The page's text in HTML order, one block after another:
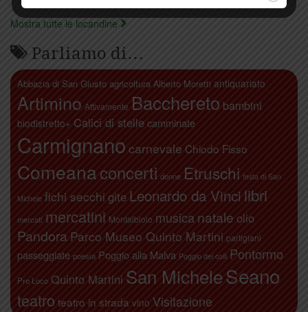
Mostra tutte le locandine
Parliamo di…
Abbazia di San Giusto agricoltura Alberto Moretti antiquariato
Artimino Attivamente Bacchereto bambini
biodistretto+ Calici di stelle camminate
Carmignano carnevale Chiodo Fisso
Comeanaconcerti donne Etruschi festa di San
Michele fichi secchi gite Leonardo da Vinci libri
mercati mercatini Montalbiolo musica natale olio
Pandora Parco Museo Quinto Martini partigiani
passeggiate poesia Poggio alla Malva Poggio dei colli Pontormo
Pro Loco Quinto Martini San MicheleSeano
teatro teatro in strada vino Visitazione